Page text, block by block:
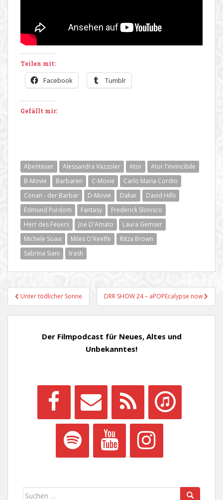
Teilen mit:
Facebook Tumblr
Gefällt mir:
Abenteuer Alessandra Vazzoler Ator
Ator l'invincibile
B-Movie
Barbaren C-Movie
Carlo Maria Cordio
Conan - der Barbar
D-Movie Dakar
David Hills
Edmund Purdom
Fantasy
Frederick Slonisco
Herr des Feuers
Joe D'Amato
Laura Gemser
Michele Soavi
Miles O´Keeffe
Ritza Brown
Sabrina Siani
trash
Beitragsnavigation
Unter tödlicher Sonne DRR SHOW 24 – aPOPEcalypse now
Der Filmpodcast für Neues, Altes und
Unbekanntes!
Suchen